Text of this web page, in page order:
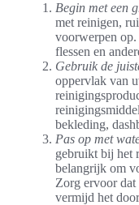
Begin met een
met reinigen,
voorwerpen
flessen en
Gebruik de
oppervlak van
bekleding,
Pas op met
gebruikt bij het
belangrijk om
Zorg ervoor
vermijd het